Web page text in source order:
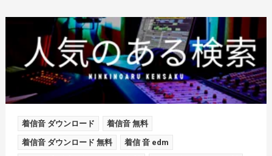
着信音 ダウンロード 着信音 無料
着信音 ダウンロード 無料 着信 音 edm